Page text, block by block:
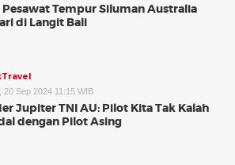
Tempur Siluman Australia
di Langit Bali
20 Sep 2024 11:15 WIB
Jupiter TNI AU: Pilot Kita Tak Kalah
dengan Pilot Asing